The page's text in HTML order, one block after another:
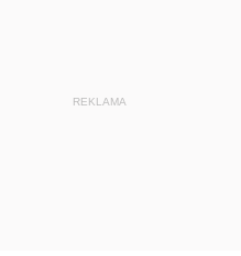
REKLAMA